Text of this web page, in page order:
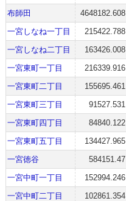
布師田
4648182.608
一宮しなね一丁目
215422.788
一宮しなね二丁目
163426.008
一宮東町一丁目
216339.916
一宮東町二丁目
155695.461
一宮東町三丁目
91527.531
一宮東町四丁目
84840.122
一宮東町五丁目
134427.965
一宮徳谷
584151.47
一宮中町一丁目
152994.246
一宮中町二丁目
102861.354